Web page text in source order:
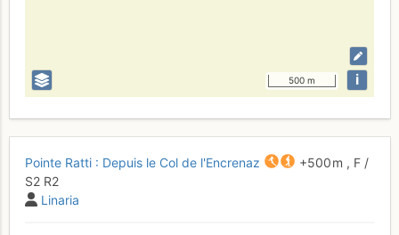
500 m i
Pointe Ratti : Depuis le Col de l'Encrenaz +500 m , F /
S2 R2
Linaria